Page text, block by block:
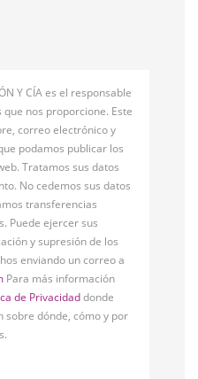
Y CÍA es el responsable
nos proporcione. Este
correo electrónico y
podamos publicar los
Tratamos sus datos
No cedemos sus datos
transferencias
Puede ejercer sus
y supresión de los
enviando un correo a
Para más información
de Privacidaddonde
dónde, cómo y por